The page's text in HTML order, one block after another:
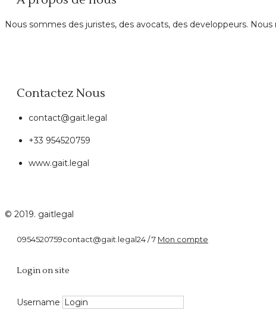
Nous sommes des juristes, des avocats, des developpeurs.
Contactez Nous
contact@gait.legal
+33 954520759
www.gait.legal
© 2019. gaitlegal
0954520759contact@gait.legal24 / 7 Mon compte
Login on site
Username
Habitation